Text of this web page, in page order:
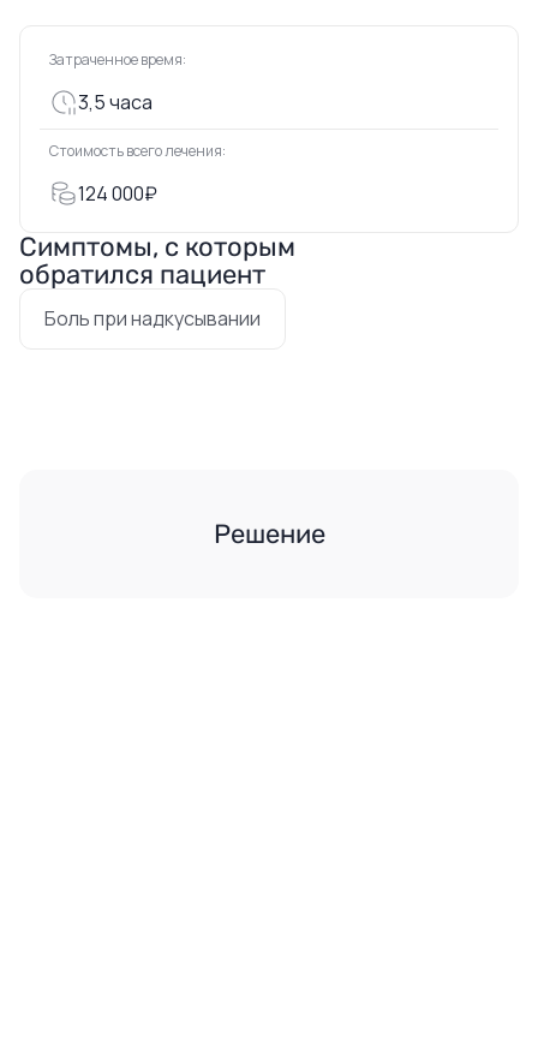
Затраченное время:
3,5 часа
Стоимость всего лечения:
124 000₽
Симптомы, с которым
обратился пациент
Боль при надкусывании
Решение